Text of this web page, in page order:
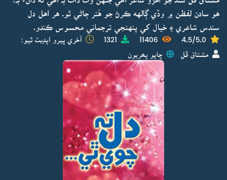
هو سادن لفظن ۾ وڏي ڳالهه ڪرڻ جو هُنر ڄاڻي ٿو. هر اهل دل
سندس شاعري ۽ خيال کي پنهنجي ترجماني محسوس ڪندو.
4.5/5.0
11406
1321 آخري ڀيرو اپڊيٽ ٿيو:
مشتاق ڦل ڇاپو پھريون